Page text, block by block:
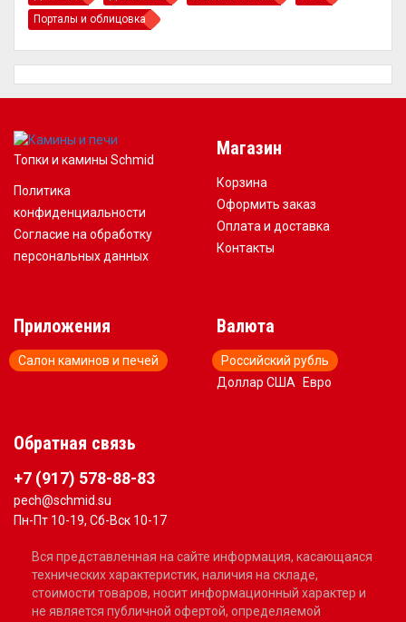
Порталы и облицовка
Топки и камины Schmid
Политика
конфиденциальности
Согласие на обработку
персональных данных
Магазин
Корзина
Оформить заказ
Оплата и доставка
Контакты
Приложения
Салон каминов и печей
Валюта
Российский рубль
Доллар США
Евро
Обратная связь
+7 (917) 578-88-83
pech@schmid.su
Пн-Пт 10-19, Сб-Вск 10-17
Вся представленная на сайте информация, касающаяся
технических характеристик, наличия на складе,
стоимости товаров, носит информационный характер и
не является публичной офертой, определяемой